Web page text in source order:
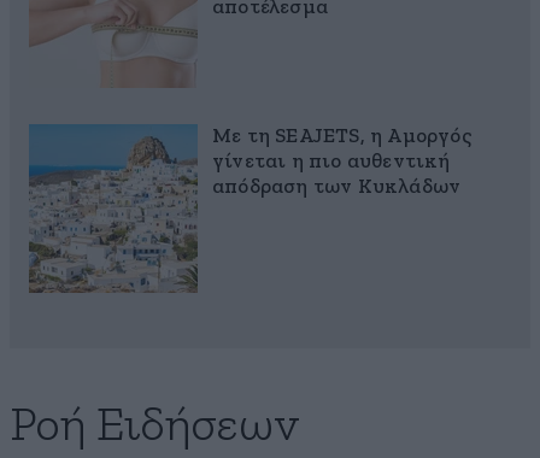
αποτέλεσμα
Με τη SEAJETS, η Αμοργός
γίνεται η πιο αυθεντική
απόδραση των Κυκλάδων
Ροή Ειδήσεων